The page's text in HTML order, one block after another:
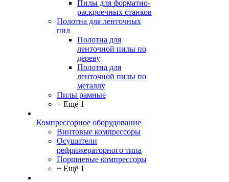
Пилы для форматно-
раскроечных станков
Полотна для ленточных
пил
Полотна для
ленточной пилы по
дереву
Полотна для
ленточной пилы по
металлу
Пилы рамные
+ Ещё 1
Компрессорное оборудование
Винтовые компрессоры
Осушители
рефрижераторного типа
Поршневые компрессоры
+ Ещё 1